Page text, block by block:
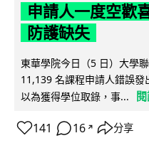
申請人一度空歡
防護缺失
東華學院今日（5 日）大學
11,139 名課程申請人錯誤
以為獲得學位取錄，事...
141 16 ↗ 分享